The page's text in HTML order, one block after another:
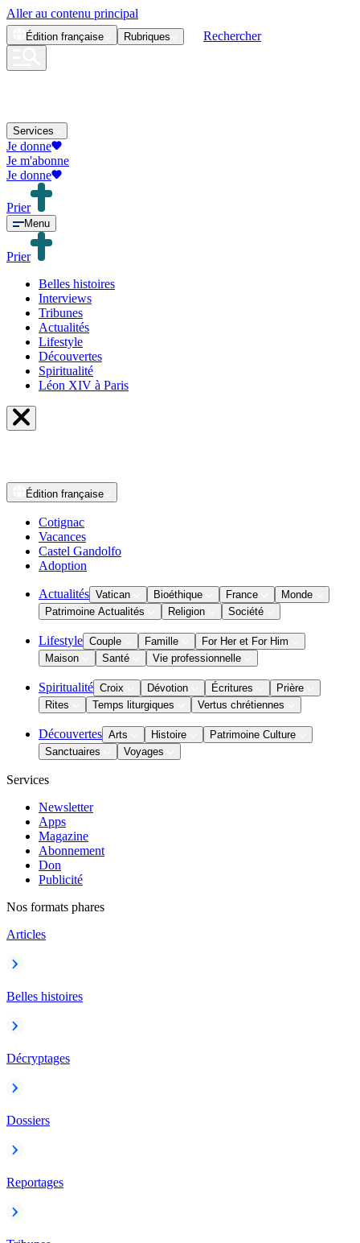
Aller au contenu principal
Édition française Rubriques Rechercher
Services
Je donne
Je m'abonne
Je donne
Prier
Menu
Prier
Belles histoires
Interviews
Tribunes
Actualités
Lifestyle
Découvertes
Spiritualité
Léon XIV à Paris
Édition française
Cotignac
Vacances
Castel Gandolfo
Adoption
Actualités Vatican Bioéthique France
Monde
Patrimoine Actualités
Religion Société
Lifestyle Couple Famille
For Her et For Him
Maison
Santé Vie professionnelle
Spiritualité Croix Dévotion Écritures
Prière
Rites
Temps liturgiques Vertus chrétiennes
Découvertes Arts Histoire
Patrimoine Culture
Sanctuaires
Voyages
Services
Newsletter
Apps
Magazine
Abonnement
Don
Publicité
Nos formats phares
Articles
Belles histoires
Décryptages
Dossiers
Reportages